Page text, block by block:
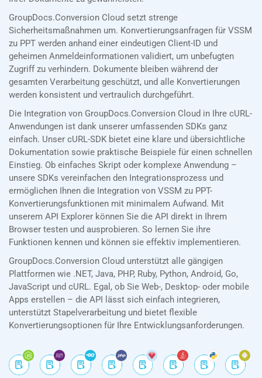
GroupDocs.Conversion Cloud setzt strenge
Sicherheitsmaßnahmen um. Konvertierungsanfragen für VSSM
zu PPT werden anhand einer eindeutigen Client-ID und
geheimen Anmeldeinformationen validiert, um unbefugten
Zugriff zu verhindern. Dokumente bleiben während der
gesamten Verarbeitung geschützt, und alle Konvertierungen
werden konsistent und vertraulich durchgeführt.
Die Integration von GroupDocs.Conversion Cloud in Ihre cURL-
Anwendungen ist dank unserer umfassenden SDKs ganz
einfach. Unser cURL-SDK bietet eine klare und übersichtliche
Dokumentation sowie praktische Beispiele für einen schnellen
Einstieg. Ob einfaches Skript oder komplexe Anwendung –
unsere SDKs vereinfachen den Integrationsprozess und
ermöglichen Ihnen die Integration von VSSM zu PPT-
Konvertierungsfunktionen mit minimalem Aufwand. Mit
unserem API Explorer können Sie die API direkt in Ihrem
Browser testen und ausprobieren. So lernen Sie ihre
Funktionen kennen und können sie effektiv implementieren.
GroupDocs.Conversion Cloud unterstützt alle gängigen
Plattformen wie .NET, Java, PHP, Ruby, Python, Android, Go,
JavaScript und cURL. Egal, ob Sie Web-, Desktop- oder mobile
Apps erstellen – die API lässt sich einfach integrieren,
unterstützt Stapelverarbeitung und bietet flexible
Konvertierungsoptionen für Ihre Entwicklungsanforderungen.